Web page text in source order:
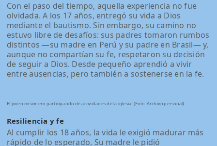
Con el paso del tiempo, aquella experiencia no fue
olvidada. A los 17 años, entregó su vida a Dios
mediante el bautismo. Sin embargo, su camino no
estuvo libre de desafíos: sus padres tomaron rumbos
distintos —su madre en Perú y su padre en Brasil— y,
aunque no compartían su fe, respetaron su decisión
de seguir a Dios. Desde pequeño aprendió a vivir
entre ausencias, pero también a sostenerse en la fe.
El joven misionero participando de actividades de la iglesia. (Foto: Archivo personal)
Resiliencia y fe
Al cumplir los 18 años, la vida le exigió madurar más
rápido de lo esperado. Su madre le pidió